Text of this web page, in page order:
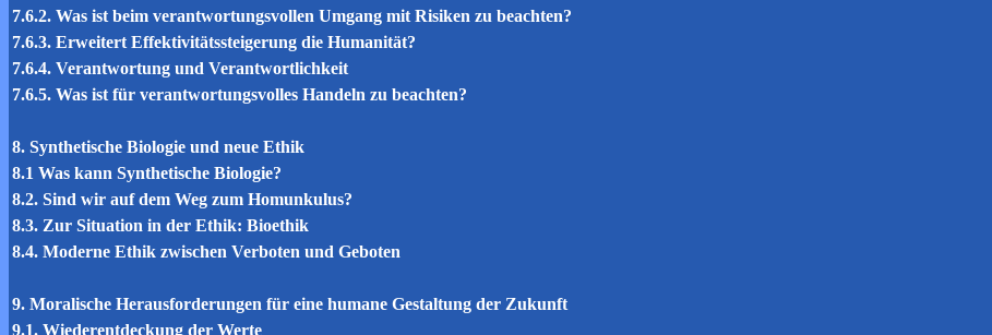
7.6.2. Was ist beim verantwortungsvollen Umgang mit Risiken zu beachten?
7.6.3. Erweitert Effektivitätssteigerung die Humanität?
7.6.4. Verantwortung und Verantwortlichkeit
7.6.5. Was ist für verantwortungsvolles Handeln zu beachten?
8. Synthetische Biologie und neue Ethik
8.1 Was kann Synthetische Biologie?
8.2. Sind wir auf dem Weg zum Homunkulus?
8.3. Zur Situation in der Ethik: Bioethik
8.4. Moderne Ethik zwischen Verboten und Geboten
9. Moralische Herausforderungen für eine humane Gestaltung der Zukunft
9.1. Wiederentdeckung der Werte